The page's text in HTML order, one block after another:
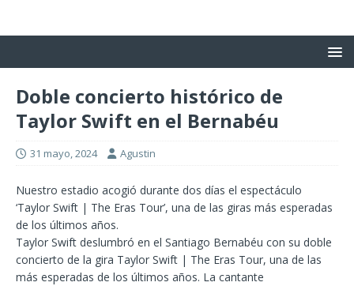
Doble concierto histórico de
Taylor Swift en el Bernabéu
31 mayo, 2024 Agustin
Nuestro estadio acogió durante dos días el espectáculo
‘Taylor Swift | The Eras Tour’, una de las giras más esperadas
de los últimos años.
Taylor Swift deslumbró en el Santiago Bernabéu con su doble
concierto de la gira Taylor Swift | The Eras Tour, una de las
más esperadas de los últimos años. La cantante